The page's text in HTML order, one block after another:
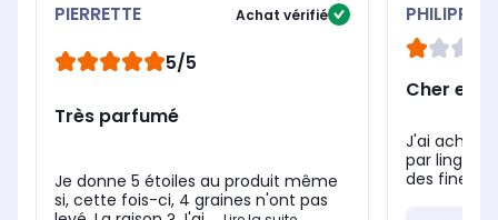
PIERRETTE Achat vérifié
5/5
Très parfumé
Je donne 5 étoiles au produit même
si, cette fois-ci, 4 graines n'ont pas
PHILIPPE
Cher et
J'ai acheté
par lingot
des fines